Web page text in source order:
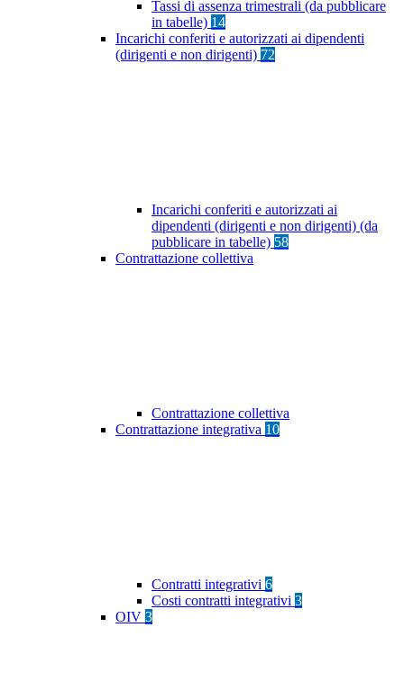
Tassi di assenza trimestrali (da pubblicare
in tabelle) 14
Incarichi conferiti e autorizzati ai dipendenti
(dirigenti e non dirigenti) 72
Incarichi conferiti e autorizzati ai
dipendenti (dirigenti e non dirigenti) (da
pubblicare in tabelle) 58
Contrattazione collettiva
Contrattazione collettiva
Contrattazione integrativa 10
Contratti integrativi 6
Costi contratti integrativi 3
OIV 3